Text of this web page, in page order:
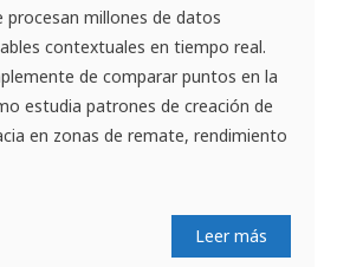
millones de datos
contextuales en tiempo real.
de comparar puntos en la
estudia patrones de creación de
en zonas de remate, rendimiento
Leer más